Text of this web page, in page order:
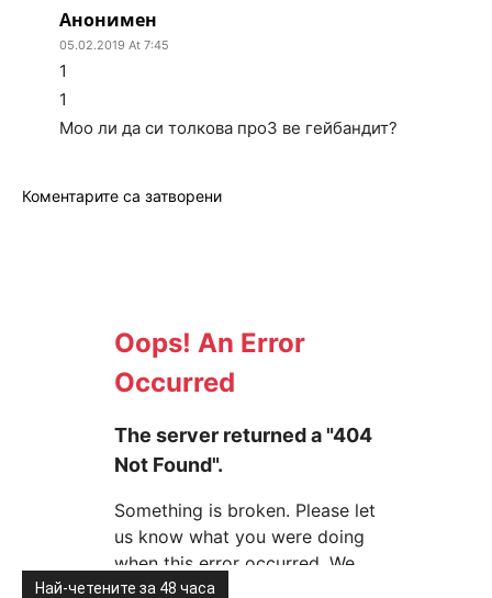
Анонимен
05.02.2019 At 7:45
1
1
Моо ли да си толкова проЗ ве гейбандит?
Коментарите са затворени
Най-четените за 48 часа